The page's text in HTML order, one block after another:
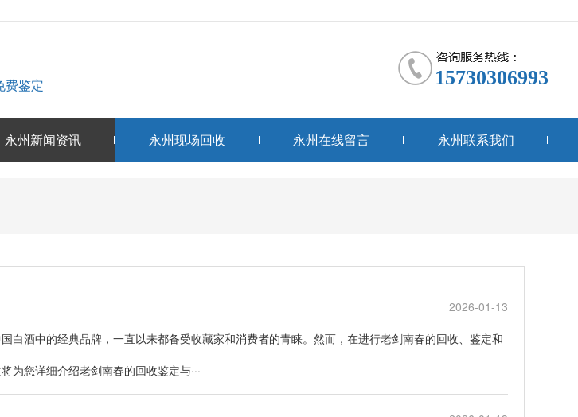
费鉴定 15730306993
永州新闻资讯 永州现场回收 永州在线留言 永州联系我们
2026-01-13
白酒中的经典品牌，一直以来都备受收藏家和消费者的青睐。然而，在进行老剑南春的回收、鉴定和
为您详细介绍老剑南春的回收鉴定与···